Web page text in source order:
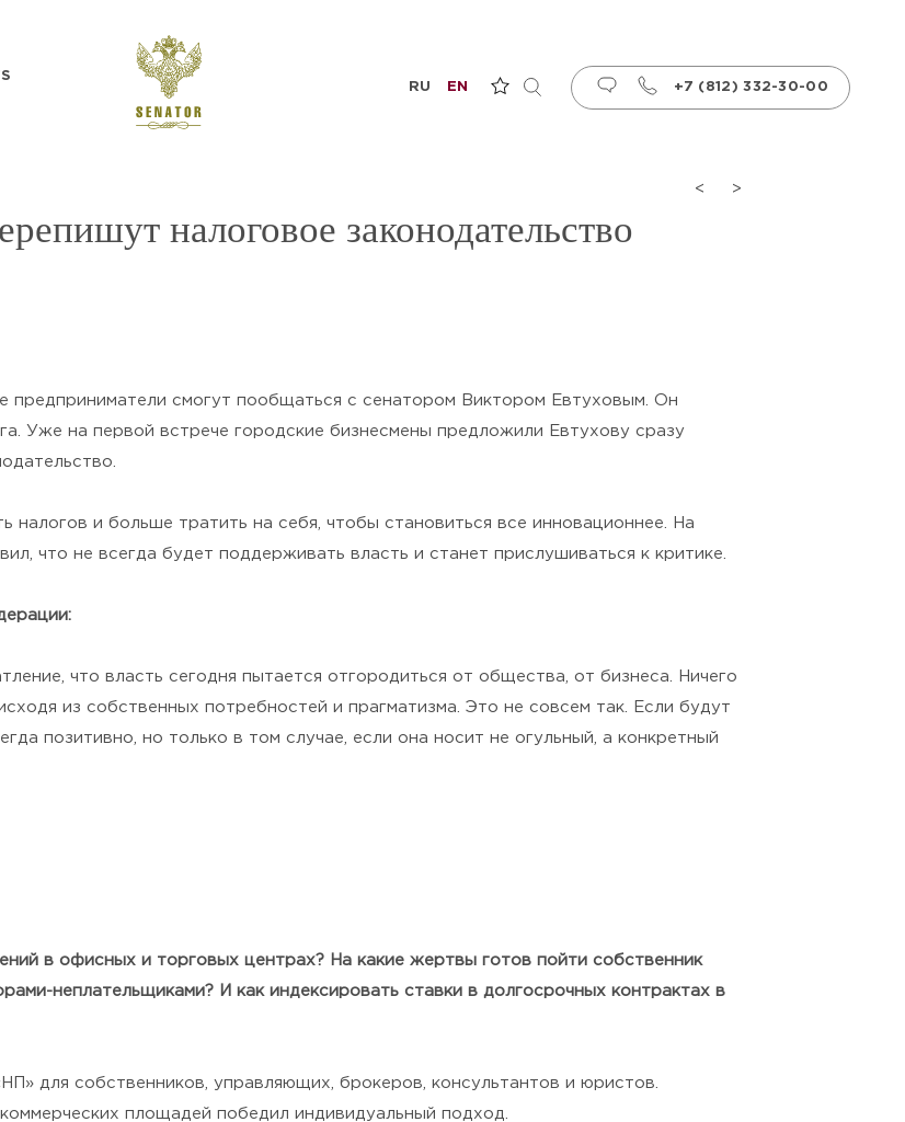
RU
EN +7 (812) 332-30-00
< >
налоговое законодательство
предприниматели смогут пообщаться с сенатором Виктором Евтуховым. Он
Уже на первой встрече городские бизнесмены предложили Евтухову сразу
налогов и больше тратить на себя, чтобы становиться все инновационнее. На
что не всегда будет поддерживать власть и станет прислушиваться к критике.
что власть сегодня пытается отгородиться от общества, от бизнеса. Ничего
из собственных потребностей и прагматизма. Это не совсем так. Если будут
позитивно, но только в том случае, если она носит не огульный, а конкретный
в офисных и торговых центрах? На какие жертвы готов пойти собственник
неплательщиками? И как индексировать ставки в долгосрочных контрактах в
для собственников, управляющих, брокеров, консультантов и юристов.
площадей победил индивидуальный подход.
кнопку «Отправить», я
своё